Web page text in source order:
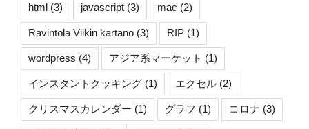
html (3) javascript (3) mac (2)
Ravintola Viikin kartano (3) RIP (1)
wordpress (4) アジア系マーケット (1)
インスタントクッキング (1) エクセル (2)
クリスマスカレンダー (1) グラフ (1) コロナ (3)